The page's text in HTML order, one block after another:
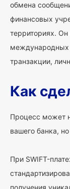
обмена
финансовых
территориях.
международных
транзакции,
Как
Процесс может
вашего банка,
При SWIFT-
получения